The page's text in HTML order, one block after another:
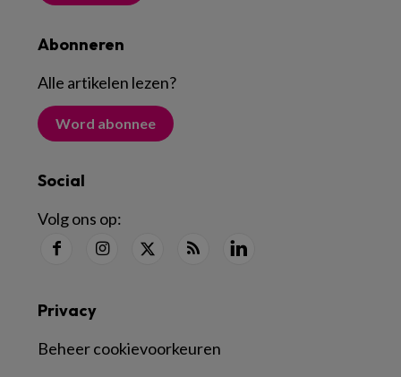
Abonneren
Alle artikelen lezen?
Word abonnee
Social
Volg ons op:
Privacy
Beheer cookievoorkeuren